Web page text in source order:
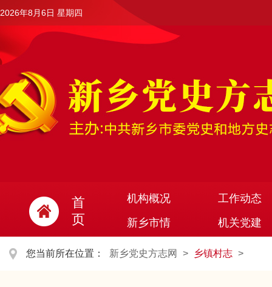
2026年8月6日 星期四
首
页
机构概况
工作动态
新乡市情
机关党建
您当前所在位置： 新乡党史方志网 > 乡镇村志 >